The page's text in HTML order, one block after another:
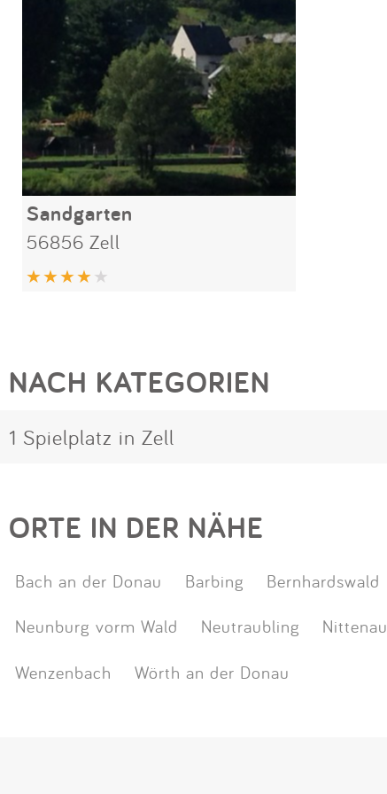
Sandgarten
56856 Zell
NACH KATEGORIEN
1 Spielplatz in Zell
ORTE IN DER NÄHE
Bach an der Donau Barbing Bernhardswald
Neunburg vorm Wald
Neutraubling Nittenau
Wenzenbach
Wörth an der Donau